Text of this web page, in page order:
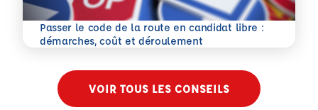
Passer le code de la route en candidat libre :
démarches, coût et déroulement
En savoir plus
VOIR TOUS LES CONSEILS